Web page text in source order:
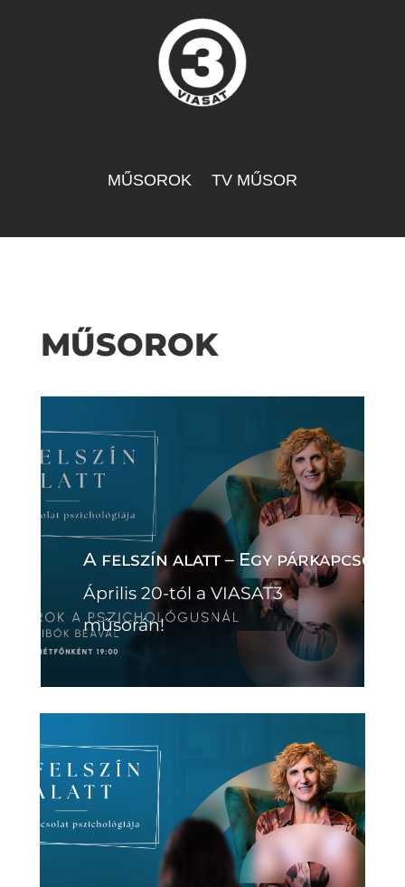
MŰSOROK TV MŰSOR
MŰSOROK
A felszín alatt – Egy
Április 20-tól a VIASAT3
műsorán!